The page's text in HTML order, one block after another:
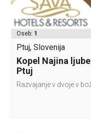
Oseb: 1
Ptuj, Slovenija
Kopel Najina
Ptuj
Razvajanje v dvoje v